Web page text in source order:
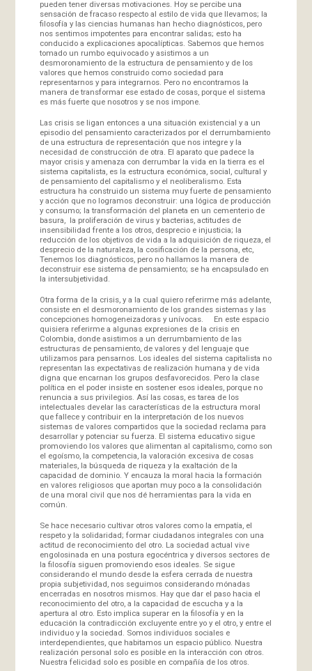
pueden tener diversas motivaciones. Hoy se percibe una
sensación de fracaso respecto al estilo de vida que llevamos; la
filosofía y las ciencias humanas han hecho diagnósticos, pero
nos sentimos impotentes para encontrar salidas; esto ha
conducido a explicaciones apocalípticas. Sabemos que hemos
tomado un rumbo equivocado y asistimos a un
desmoronamiento de la estructura de pensamiento y de los
valores que hemos construido como sociedad para
representarnos y para integrarnos. Pero no encontramos la
manera de transformar ese estado de cosas, porque el sistema
es más fuerte que nosotros y se nos impone.
Las crisis se ligan entonces a una situación existencial y a un
episodio del pensamiento caracterizados por el derrumbamiento
de una estructura de representación que nos integre y la
necesidad de construcción de otra. El aparato que padece la
mayor crisis y amenaza con derrumbar la vida en la tierra es el
sistema capitalista, es la estructura económica, social, cultural y
de pensamiento del capitalismo y el neoliberalismo. Esta
estructura ha construido un sistema muy fuerte de pensamiento
y acción que no logramos deconstruir: una lógica de producción
y consumo; la transformación del planeta en un cementerio de
basura, la proliferación de virus y bacterias, actitudes de
insensibilidad frente a los otros, desprecio e injusticia; la
reducción de los objetivos de vida a la adquisición de riqueza, el
desprecio de la naturaleza, la cosificación de la persona, etc,
Tenemos los diagnósticos, pero no hallamos la manera de
deconstruir ese sistema de pensamiento; se ha encapsulado en
la intersubjetividad.
Otra forma de la crisis, y a la cual quiero referirme más adelante,
consiste en el desmoronamiento de los grandes sistemas y las
concepciones homogeneizadoras y unívocas. En este espacio
quisiera referirme a algunas expresiones de la crisis en
Colombia, donde asistimos a un derrumbamiento de las
estructuras de pensamiento, de valores y del lenguaje que
utilizamos para pensarnos. Los ideales del sistema capitalista no
representan las expectativas de realización humana y de vida
digna que encarnan los grupos desfavorecidos. Pero la clase
política en el poder insiste en sostener esos ideales, porque no
renuncia a sus privilegios. Así las cosas, es tarea de los
intelectuales develar las características de la estructura moral
que fallece y contribuir en la interpretación de los nuevos
sistemas de valores compartidos que la sociedad reclama para
desarrollar y potenciar su fuerza. El sistema educativo sigue
promoviendo los valores que alimentan al capitalismo, como son
el egoísmo, la competencia, la valoración excesiva de cosas
materiales, la búsqueda de riqueza y la exaltación de la
capacidad de dominio. Y encauza la moral hacia la formación
en valores religiosos que aportan muy poco a la consolidación
de una moral civil que nos dé herramientas para la vida en
común.
Se hace necesario cultivar otros valores como la empatía, el
respeto y la solidaridad; formar ciudadanos integrales con una
actitud de reconocimiento del otro. La sociedad actual vive
engolosinada en una postura egocéntrica y diversos sectores de
la filosofía siguen promoviendo esos ideales. Se sigue
considerando el mundo desde la esfera cerrada de nuestra
propia subjetividad, nos seguimos considerando mónadas
encerradas en nosotros mismos. Hay que dar el paso hacia el
reconocimiento del otro, a la capacidad de escucha y a la
apertura al otro. Esto implica superar en la filosofía y en la
educación la contradicción excluyente entre yo y el otro, y entre el
individuo y la sociedad. Somos individuos sociales e
interdependientes, que habitamos un espacio público. Nuestra
realización personal solo es posible en la interacción con otros.
Nuestra felicidad solo es posible en compañía de los otros.